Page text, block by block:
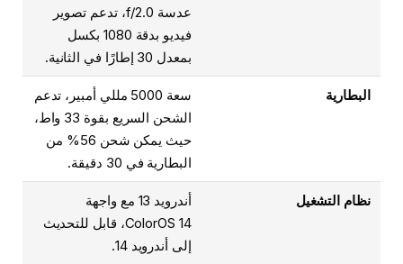
عدسة f/2.0، تدعم تصوير
فيديو بدقة 1080 بكسل
بمعدل 30 إطارًا في الثانية.
البطارية
سعة 5000 مللي أمبير، تدعم
الشحن السريع بقوة 33 واط،
حيث يمكن شحن 56% من
البطارية في 30 دقيقة.
نظام التشغيل
أندرويد 13 مع واجهة
ColorOS 14، قابل للتحديث
إلى أندرويد 14.